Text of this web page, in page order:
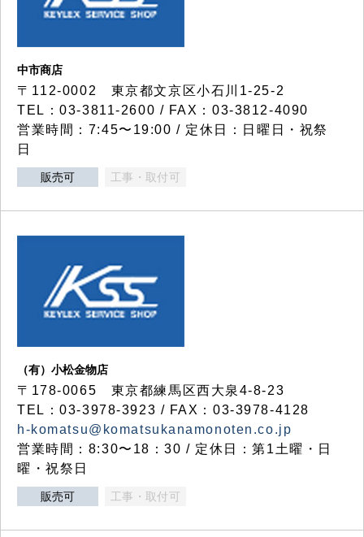
中市商店
〒112-0002 東京都文京区小石川1-25-2
TEL：03-3811-2600 / FAX：03-3812-4090
営業時間：7:45〜19:00 / 定休日：日曜日・祝祭
日
販売可 工事・取付可
（有）小松金物店
〒178-0065 東京都練馬区西大泉4-8-23
TEL：03-3978-3923 / FAX：03-3978-4128
h-komatsu@komatsukanamonoten.co.jp
営業時間：8:30〜18：30 / 定休日：第1土曜・日
曜・祝祭日
販売可 工事・取付可